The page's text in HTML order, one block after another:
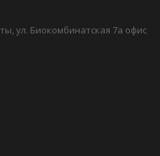
ул. Биокомбинатская 7а офис